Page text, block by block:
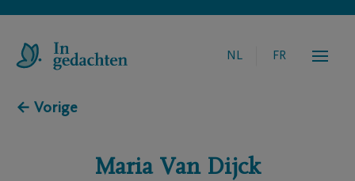
NL FR
← Vorige
Maria Van Dijck